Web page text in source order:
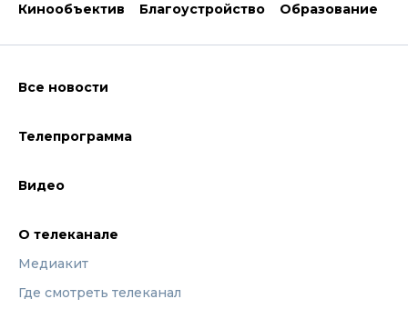
Кинообъектив
Благоустройство Образование
Все новости
Телепрограмма
Видео
О телеканале
Медиакит
Где смотреть телеканал